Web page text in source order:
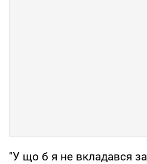
"У що б я не вкладався